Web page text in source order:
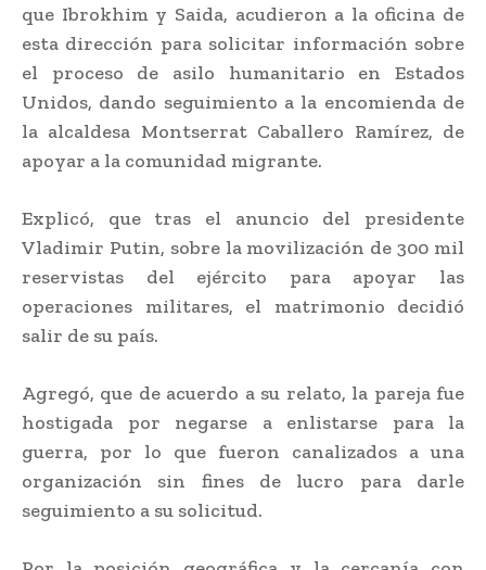
que Ibrokhim y Saida, acudieron a la oficina de
esta dirección para solicitar información sobre
el proceso de asilo humanitario en Estados
Unidos, dando seguimiento a la encomienda de
la alcaldesa Montserrat Caballero Ramírez, de
apoyar a la comunidad migrante.
Explicó, que tras el anuncio del presidente
Vladimir Putin, sobre la movilización de 300 mil
reservistas del ejército para apoyar las
operaciones militares, el matrimonio decidió
salir de su país.
Agregó, que de acuerdo a su relato, la pareja fue
hostigada por negarse a enlistarse para la
guerra, por lo que fueron canalizados a una
organización sin fines de lucro para darle
seguimiento a su solicitud.